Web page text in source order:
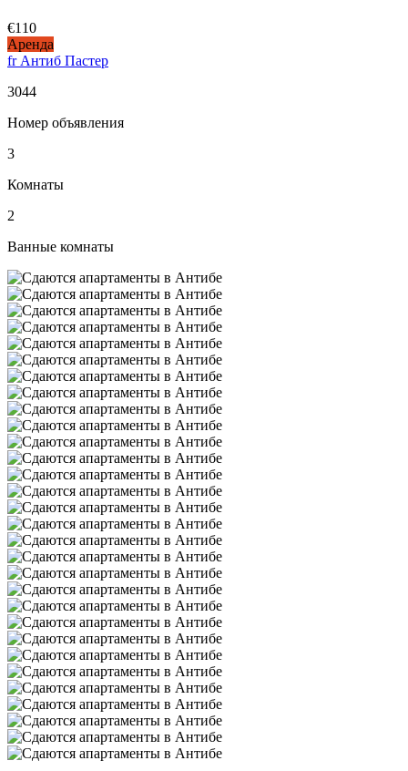
€110
Аренда
fr Антиб Пастер
3044
Номер объявления
3
Комнаты
2
Ванные комнаты